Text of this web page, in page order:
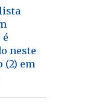
é
neste
(2) em